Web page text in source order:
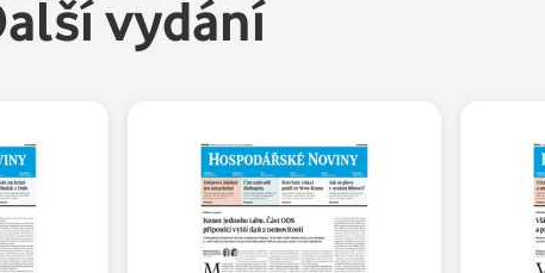
vydání